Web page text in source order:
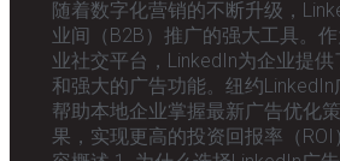
随着数字化营销的不断升级，
业间（B2B）推广的强大工具。
业社交平台，LinkedIn为企业提
和强大的广告功能。纽约
帮助本地企业掌握最新广告优化
果，实现更高的投资回报率（ROI